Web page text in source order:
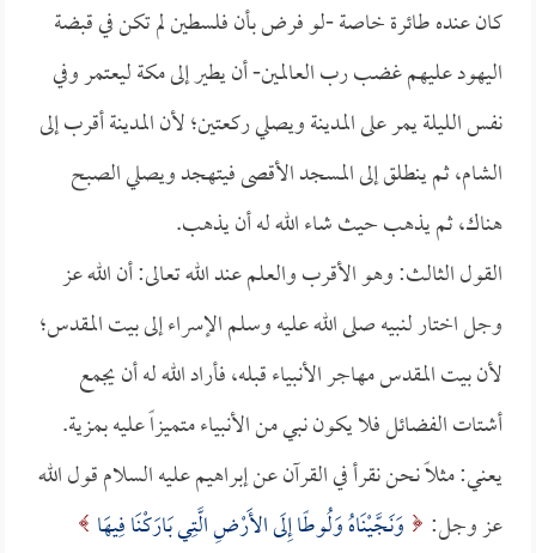
كان عنده طائرة خاصة -لو فرض بأن فلسطين لم تكن في قبضة
اليهود عليهم غضب رب العالمين- أن يطير إلى مكة ليعتمر وفي
نفس الليلة يمر على المدينة ويصلي ركعتين؛ لأن المدينة أقرب إلى
الشام، ثم ينطلق إلى المسجد الأقصى فيتهجد ويصلي الصبح
هناك، ثم يذهب حيث شاء الله له أن يذهب.
القول الثالث: وهو الأقرب والعلم عند الله تعالى: أن الله عز
وجل اختار لنبيه صلى الله عليه وسلم الإسراء إلى بيت المقدس؛
لأن بيت المقدس مهاجر الأنبياء قبله، فأراد الله له أن يجمع
أشتات الفضائل فلا يكون نبي من الأنبياء متميزاً عليه بمزية.
يعني: مثلاً نحن نقرأ في القرآن عن إبراهيم عليه السلام قول الله
عز وجل:
وَنَجَّيْنَاهُ وَلُوطًا إِلَى الأَرْضِ الَّتِي بَارَكْنَا فِيهَا